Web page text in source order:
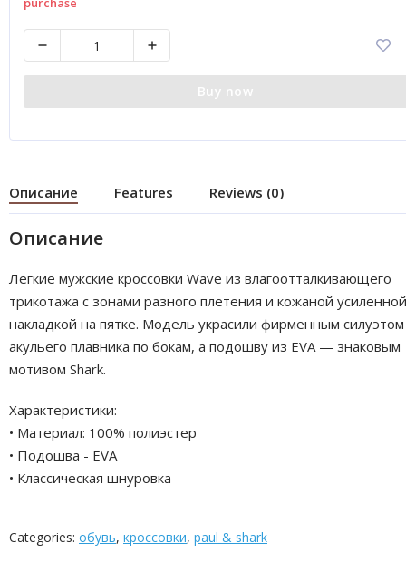
Buy now
Описание Features Reviews (0)
Описание
Легкие мужские кроссовки Wave из влагоотталкивающего
трикотажа с зонами разного плетения и кожаной усиленной
накладкой на пятке. Модель украсили фирменным силуэтом
акульего плавника по бокам, а подошву из EVA — знаковым
мотивом Shark.
Характеристики:
• Материал: 100% полиэстер
• Подошва - EVA
• Классическая шнуровка
Categories: обувь, кроссовки, paul & shark